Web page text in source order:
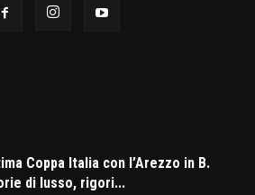
Coppa Italia con l’Arezzo in B.
di lusso, rigori...